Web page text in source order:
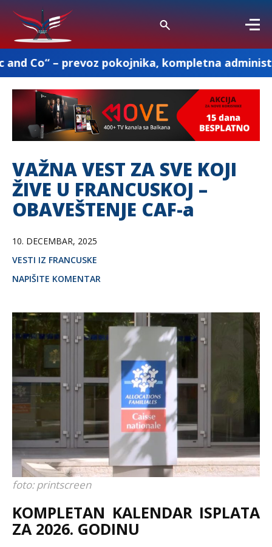
pokojnika, kompletna administracija i
VAŽNA VEST ZA SVE KOJI
ŽIVE U FRANCUSKOJ –
OBAVEŠTENJE CAF-a
10. DECEMBAR, 2025
VESTI IZ FRANCUSKE
NAPIŠITE KOMENTAR
foto: printscreen
KOMPLETAN KALENDAR ISPLATA
ZA 2026. GODINU